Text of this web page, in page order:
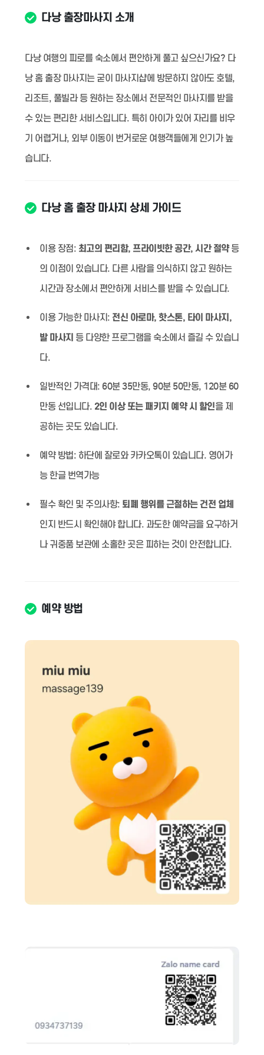
다낭 출장마사지 소개
다낭 여행의 피로를 숙소에서 편안하게 풀고 싶으신가요? 다
낭 홈 출장 마사지는 굳이 마사지샵에 방문하지 않아도 호텔,
리조트, 풀빌라 등 원하는 장소에서 전문적인 마사지를 받을
수 있는 편리한 서비스입니다. 특히 아이가 있어 자리를 비우
기 어렵거나, 외부 이동이 번거로운 여행객들에게 인기가 높
습니다.
다낭 홈 출장 마사지 상세 가이드
이용 장점: 최고의 편리함, 프라이빗한 공간, 시간 절약등
의 이점이 있습니다. 다른 사람을 의식하지 않고 원하는
시간과 장소에서 편안하게 서비스를 받을 수 있습니다.
이용 가능한 마사지: 전신 아로마, 핫스톤, 타이 마사지,
발 마사지 등 다양한 프로그램을 숙소에서 즐길 수 있습니
다.
일반적인 가격대: 60분 35만동, 90분 50만동, 120분 60
만동 선입니다. 2인 이상 또는 패키지 예약 시 할인을 제
공하는 곳도 있습니다.
예약 방법: 하단에 잘로와 카카오톡이 있습니다. 영어가
능 한글 번역가능
필수 확인 및 주의사항: 퇴폐 행위를 근절하는 건전 업체
인지 반드시 확인해야 합니다. 과도한 예약금을 요구하거
나 귀중품 보관에 소홀한 곳은 피하는 것이 안전합니다.
예약 방법